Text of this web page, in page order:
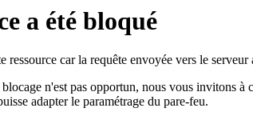
a été bloqué
car la requête envoyée vers le serveur
n'est pas opportun, nous vous invitons à
adapter le paramétrage du pare-feu.